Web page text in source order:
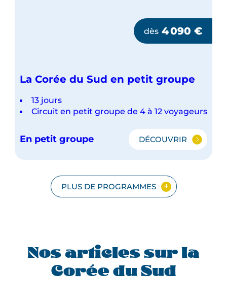
dès 4 090 €
La Corée du Sud en petit groupe
13 jours
Circuit en petit groupe de 4 à 12 voyageurs
En petit groupe DÉCOUVRIR
LA
SUD
EN
PETIT
PLUS DE PROGRAMMES
Nos articles sur la
Corée du Sud